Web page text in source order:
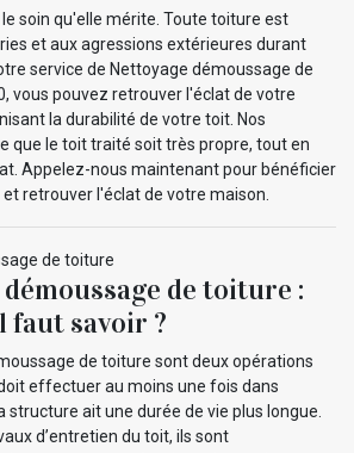
soin qu'elle mérite. Toute toiture est
et aux agressions extérieures durant
service de Nettoyage démoussage de
vous pouvez retrouver l'éclat de votre
la durabilité de votre toit. Nos
que le toit traité soit très propre, tout en
Appelez-nous maintenant pour bénéficier
retrouver l'éclat de votre maison.
de toiture :
faut savoir ?
de toiture sont deux opérations
effectuer au moins une fois dans
structure ait une durée de vie plus longue.
d’entretien du toit, ils sont